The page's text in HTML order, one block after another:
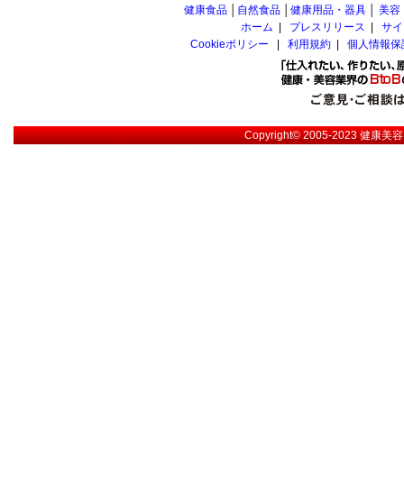
健康食品 自然食品 健康用品・器具 美容
ホーム
プレスリリース
サ
Cookieポリシー
利用規約 個人情報
Copyright© 2005-2023健康美